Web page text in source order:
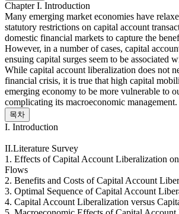
Chapter I. Introduction
Many emerging market economies have
statutory restrictions on capital account
domestic financial markets to capture the
However, in a number of cases, capital
ensuing capital surges seem to be associated
While capital account liberalization does not
financial crisis, it is true that high capital
emerging economy to be more vulnerable to
complicating its macroeconomic
목차
I. Introduction
II.Literature Survey
1. Effects of Capital Account Liberalization
Flows
2. Benefits and Costs of Capital Account
3. Optimal Sequence of Capital Account
4. Capital Account Liberalization versus